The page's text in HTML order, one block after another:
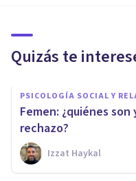
Quizás te
PSICOLOGÍA SOCIAL Y
Femen: ¿quiénes
rechazo?
Izzat Haykal